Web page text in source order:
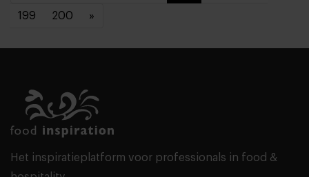
199 200 »
Het inspiratieplatform voor professionals in food &